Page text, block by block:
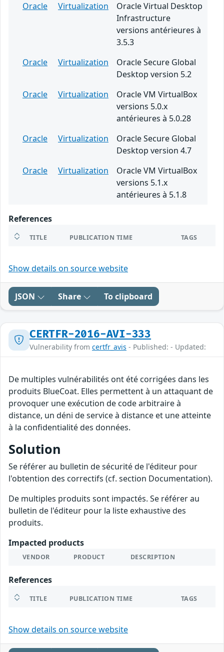
Oracle
Virtualization
Oracle Virtual Desktop
Infrastructure
versions antérieures à
3.5.3
Oracle
Virtualization
Oracle Secure Global
Desktop version 5.2
Oracle
Virtualization
Oracle VM VirtualBox
versions 5.0.x
antérieures à 5.0.28
Oracle
Virtualization
Oracle Secure Global
Desktop version 4.7
Oracle
Virtualization
Oracle VM VirtualBox
versions 5.1.x
antérieures à 5.1.8
References
TITLE PUBLICATION TIME TAGS
Show details on source website
JSON Share To clipboard
CERTFR-2016-AVI-333
Vulnerability from certfr_avis - Published: - Updated:
De multiples vulnérabilités ont été corrigées dans les
produits BlueCoat. Elles permettent à un attaquant de
provoquer une exécution de code arbitraire à
distance, un déni de service à distance et une atteinte
à la confidentialité des données.
Solution
Se référer au bulletin de sécurité de l'éditeur pour
l'obtention des correctifs (cf. section Documentation).
De multiples produits sont impactés. Se référer au
bulletin de l'éditeur pour la liste exhaustive des
produits.
Impacted products
VENDOR PRODUCT DESCRIPTION
References
TITLE PUBLICATION TIME TAGS
Show details on source website